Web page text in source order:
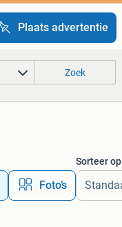
Plaats advertentie
Zoek
Foto’s
Sorteer op